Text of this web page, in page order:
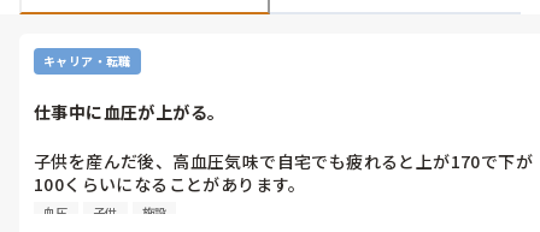
キャリア・転職
仕事中に血圧が上がる。
子供を産んだ後、高血圧気味で自宅でも疲れると上が170で下が
100くらいになることがあります。
落ち着くと上が145で下が85くらいになります。
血圧 子供 施設